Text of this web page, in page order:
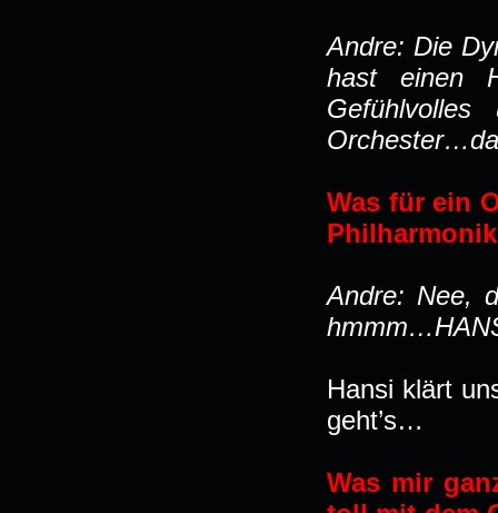
Andre: Die
hast einen
Was für ein
Andre: Nee,
Hansi klärt
geht’s…
Was mir